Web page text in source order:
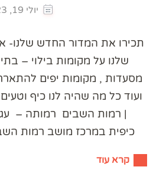
יולי 19, 2023
תכירו את המדור החדש שלנו-
שלנו על מקומות בילוי –
מסעדות , מקומות יפים
ועוד כל מה שהיה לנו כיף
| רמות השבים רמותה –
כיפית במרכז מושב רמות
קרא עוד